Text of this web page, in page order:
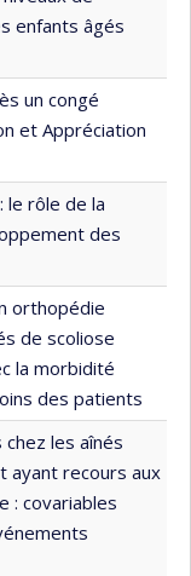
enfants âgés
un congé
et Appréciation
le rôle de la
des
orthopédie
de scoliose
la morbidité
des patients
les aînés
ayant recours aux
: covariables